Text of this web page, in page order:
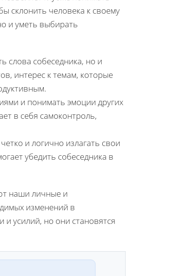
склонить человека к своему
и уметь выбирать
слова собеседника, но и
интерес к темам, которые
и понимать эмоции других
в себя самоконтроль,
и логично излагать свои
убедить собеседника в
наши личные и
изменений в
усилий, но они становятся